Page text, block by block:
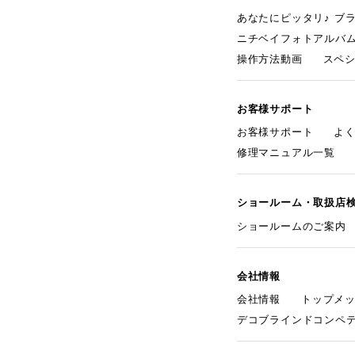
あなたにピッタリ♪ ブ
ニチベイフォトアルバ
操作方法動画
スペ
お客様サポート
お客様サポート
よ
修理マニュアル一覧
ショールーム・取扱店
ショールームのご案内
会社情報
会社情報
トップメ
デコブラインドコンペ